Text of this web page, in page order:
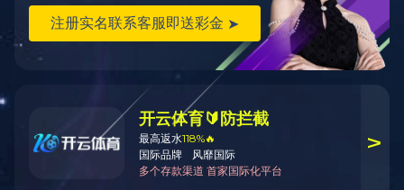
主要参数:
主要参数
蓝牙版本:BT5.2
传输距离:10m
喇叭单元:16Ω 13mm单元
电池容量: 耳机30mAh